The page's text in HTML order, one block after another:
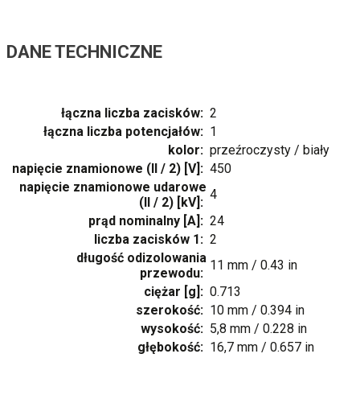
DANE TECHNICZNE
łączna liczba zacisków: 2
łączna liczba potencjałów: 1
kolor: przeźroczysty / biały
napięcie znamionowe (II / 2) [V]: 450
napięcie znamionowe udarowe
(II / 2) [kV]:
4
prąd nominalny [A]: 24
liczba zacisków 1: 2
długość odizolowania
przewodu:
11 mm / 0.43 in
ciężar [g]: 0.713
szerokość: 10 mm / 0.394 in
wysokość: 5,8 mm / 0.228 in
głębokość: 16,7 mm / 0.657 in